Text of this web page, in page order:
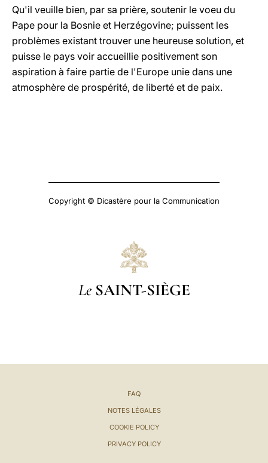
Qu'il veuille bien, par sa prière, soutenir le voeu du
Pape pour la Bosnie et Herzégovine; puissent les
problèmes existant trouver une heureuse solution, et
puisse le pays voir accueillie positivement son
aspiration à faire partie de l'Europe unie dans une
atmosphère de prospérité, de liberté et de paix.
Copyright © Dicastère pour la Communication
Le SAINT-SIÈGE
FAQ
NOTES LÉGALES
COOKIE POLICY
PRIVACY POLICY